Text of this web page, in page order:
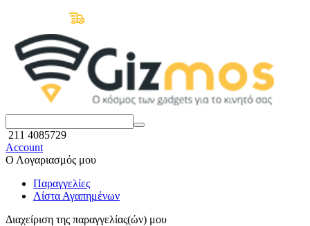
211 4085729
Account
Ο Λογαριασμός μου
Παραγγελίες
Λίστα Αγαπημένων
Διαχείριση της παραγγελίας(ών) μου